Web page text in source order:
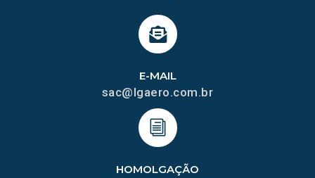
HOMOLGAÇÃO
E-MAIL
sac@lgaero.com.br